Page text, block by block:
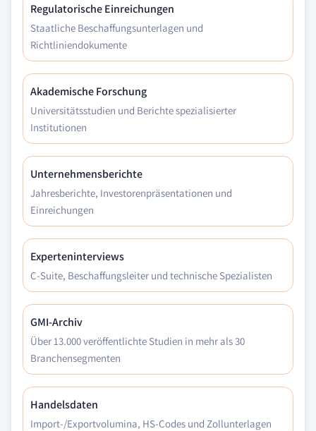
Regulatorische Einreichungen
Staatliche Beschaffungsunterlagen und
Richtliniendokumente
Akademische Forschung
Universitätsstudien und Berichte spezialisierter
Institutionen
Unternehmensberichte
Jahresberichte, Investorenpräsentationen und
Einreichungen
Experteninterviews
C-Suite, Beschaffungsleiter und technische Spezialisten
GMI-Archiv
Über 13.000 veröffentlichte Studien in mehr als 30
Branchensegmenten
Handelsdaten
Import-/Exportvolumina, HS-Codes und Zollunterlagen